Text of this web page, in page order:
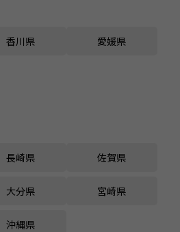
香川県 愛媛県
長崎県 佐賀県
大分県 宮崎県
沖縄県